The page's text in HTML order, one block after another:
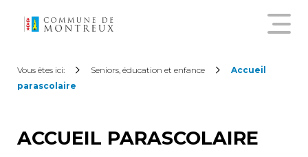
virtuel
Vous êtes ici: Seniors, éducation et enfance
Accueil
parascolaire
ACCUEIL PARASCOLAIRE